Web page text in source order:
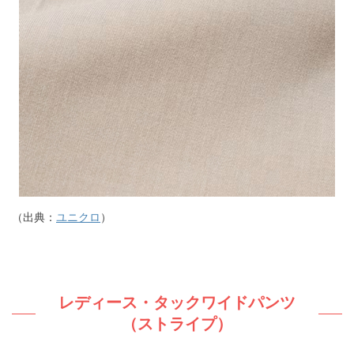
（出典： ユニクロ ）
レディース・タックワイドパンツ
（ストライプ）